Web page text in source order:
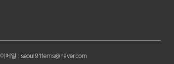
이메일 : seoul911ems@naver.com